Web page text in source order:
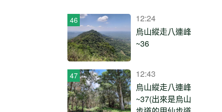
12:24
烏山縱走八連峰
~36
12:43
烏山縱走八連峰
~37(出來是烏山